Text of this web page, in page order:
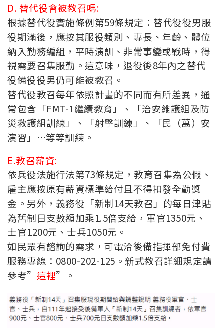
D. 替代役會被教召嗎:
根據替代役實施條例第59條規定：替代役役男服
役期滿後，應按其服役類別、專長、年齡、體位
納入勤務編組，平時演訓、非常事變或戰時，得
視需要召集服勤。這意味，退役後8年內之替代
役備役役男仍可能被教召。
替代役教召每年依照計畫的不同而有所差異，通
常包含「EMT-1繼續教育」、「治安維護組及防
災救護組訓練」、「射擊訓練」、「民（萬）安
演習」…等等訓練。
E.教召薪資:
依兵役法施行法第73條規定，教育召集為公假、
雇主應按原有薪資標準給付且不得扣發全勤獎
金。另外，義務役「新制14天教召」的每日津貼
為舊制日支數額加乘1.5倍支給，軍官1350元、
士官1200元、士兵1050元。
如民眾有諮詢的需求，可電洽後備指揮部免付費
服務專線：0800-202-125。新式教召詳細規定請
參考” 這裡”。